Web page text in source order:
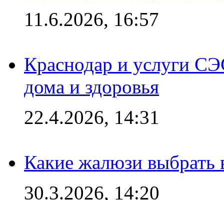
11.6.2026, 16:57
Краснодар и услуги
дома и здоровья
22.4.2026, 14:31
Какие жалюзи выбрать
30.3.2026, 14:20